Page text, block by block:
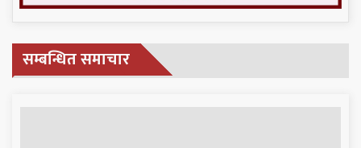
सम्बन्धित समाचार